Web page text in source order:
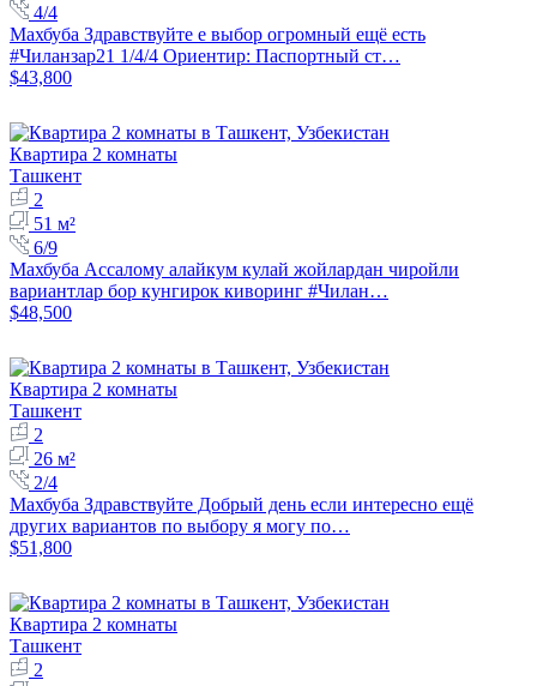
4/4
Махбуба Здравствуйте е выбор огромный ещё есть
#Чиланзар21 1/4/4 Ориентир: Паспортный ст…
$43,800
Квартира 2 комнаты
Ташкент
2
51 м²
6/9
Махбуба Ассалому алайкум кулай жойлардан чиройли
вариантлар бор кунгирок киворинг #Чилан…
$48,500
Квартира 2 комнаты
Ташкент
2
26 м²
2/4
Махбуба Здравствуйте Добрый день если интересно ещё
других вариантов по выбору я могу по…
$51,800
Квартира 2 комнаты
Ташкент
2